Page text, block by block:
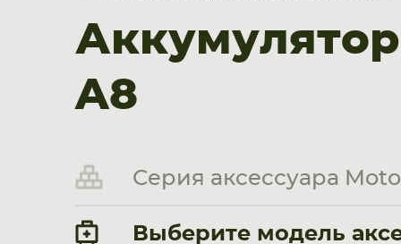
НОУТБУКА
ПЛАНШЕТА
СМАРТФОНА
A8
Серия аксессуара
Выберите модель